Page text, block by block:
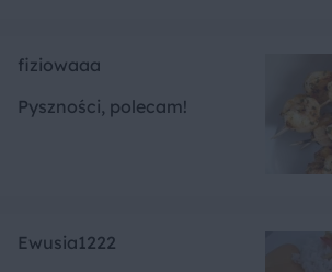
fiziowaaa
Pyszności, polecam!
Ewusia1222